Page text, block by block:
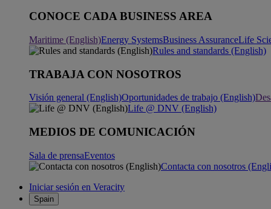
CONOCE CADA BUSINESS AREA
Maritime (English)Energy SystemsBusiness AssuranceLife
Rules and standards (English)
TRABAJA CON NOSOTROS
Visión general (English)Oportunidades de trabajo (English)
Life @ DNV (English)
MEDIOS DE COMUNICACIÓN
Sala de prensaEventos
Contacta con nosotros
Iniciar sesión en Veracity
Spain